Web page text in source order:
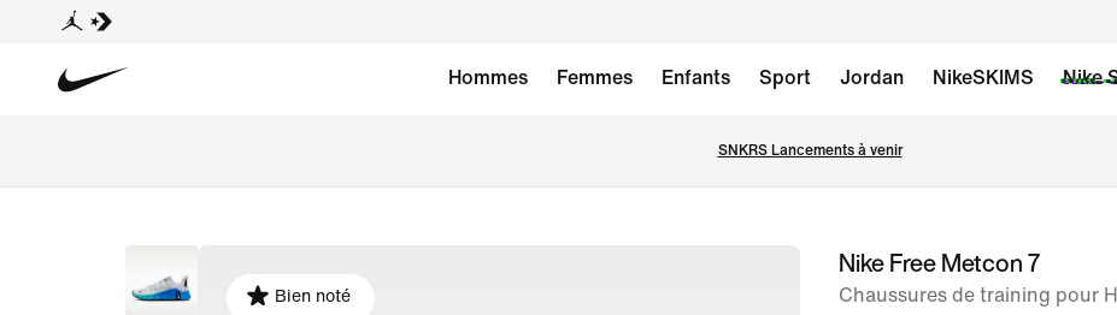
Hommes Femmes Enfants Sport Jordan NikeSKIMS Nike
SNKRS Lancements à venir
image 1
Bien noté
Nike Free Metcon 7
Chaussures de training pour